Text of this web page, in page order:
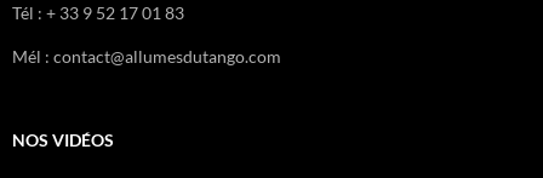
Tél : + 33 9 52 17 01 83
Mél : contact@allumesdutango.com
NOS VIDÉOS